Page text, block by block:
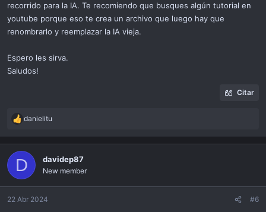
recorrido para la IA. Te recomiendo que busques algún tutorial en
youtube porque eso te crea un archivo que luego hay que
renombrarlo y reemplazar la IA vieja.
Espero les sirva.
Saludos!
Citar
R
a
c
i
o
n
danielitu
D davidep87
New member
22 Abr 2024 #6